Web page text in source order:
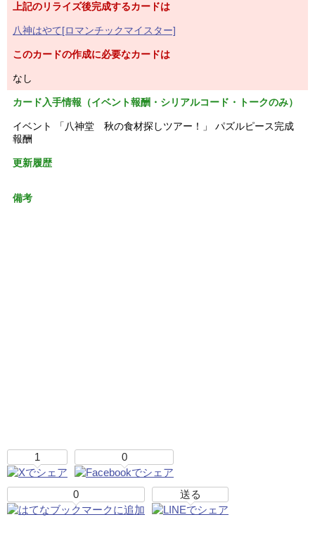
上記のリライズ後完成するカードは
八神はやて[ロマンチックマイスター]
このカードの作成に必要なカードは
なし
カード入手情報（イベント報酬・シリアルコード・トークのみ）
イベント 「八神堂 秋の食材探しツアー！」 パズルピース完成
報酬
更新履歴
備考
1 0
0 送る